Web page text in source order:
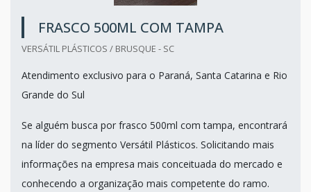
FRASCO 500ML COM TAMPA
VERSÁTIL PLÁSTICOS / BRUSQUE - SC
Atendimento exclusivo para o Paraná, Santa Catarina e Rio
Grande do Sul
Se alguém busca por frasco 500ml com tampa, encontrará
na líder do segmento Versátil Plásticos. Solicitando mais
informações na empresa mais conceituada do mercado e
conhecendo a organização mais competente do ramo.